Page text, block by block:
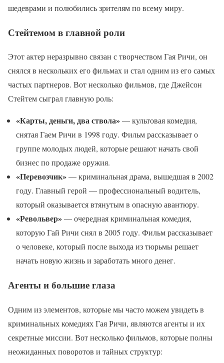
шедеврами и полюбились зрителям по всему миру.
Стейтемом в главной роли
Этот актер неразрывно связан с творчеством Гая Ричи, он
снялся в нескольких его фильмах и стал одним из его самых
частых партнеров. Вот несколько фильмов, где Джейсон
Стейтем сыграл главную роль:
«Карты, деньги, два ствола»— культовая комедия,
снятая Гаем Ричи в 1998 году. Фильм рассказывает о
группе молодых людей, которые решают начать свой
бизнес по продаже оружия.
«Перевозчик»— криминальная драма, вышедшая в 2002
году. Главный герой — профессиональный водитель,
который оказывается втянутым в опасную авантюру.
«Револьвер»— очередная криминальная комедия,
которую Гай Ричи снял в 2005 году. Фильм рассказывает
о человеке, который после выхода из тюрьмы решает
начать новую жизнь и заработать много денег.
Агенты и большие глаза
Одним из элементов, которые мы часто можем увидеть в
криминальных комедиях Гая Ричи, являются агенты и их
секретные миссии. Вот несколько фильмов, которые полны
неожиданных поворотов и тайных структур: